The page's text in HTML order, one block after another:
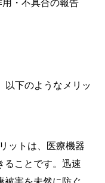
・不具合の報告
以下のようなメリッ
ットは、医療機器
ることです。迅速